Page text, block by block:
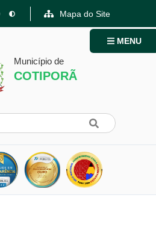
Mapa do Site
Município de
COTIPORÃ
MENU